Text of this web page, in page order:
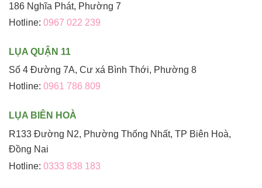
186 Nghĩa Phát, Phường 7
Hotline: 0967 022 239
LỤA QUẬN 11
Số 4 Đường 7A, Cư xá Bình Thới, Phường 8
Hotline: 0961 786 809
LỤA BIÊN HOÀ
R133 Đường N2, Phường Thống Nhất, TP Biên Hoà,
Đồng Nai
Hotline: 0333 838 183